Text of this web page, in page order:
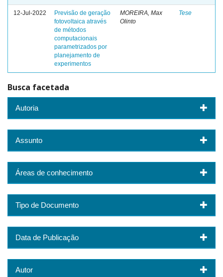
12-Jul-2022
Previsão de geração
fotovoltaica através
de métodos
computacionais
parametrizados por
planejamento de
experimentos
MOREIRA, Max
Olinto
Tese
Busca facetada
Autoria
Assunto
Áreas de conhecimento
Tipo de Documento
Data de Publicação
Autor